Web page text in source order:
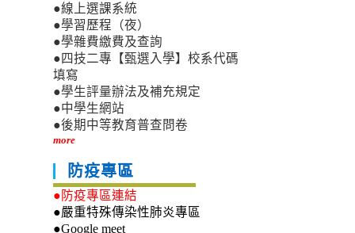
●線上選課系統
●學習歷程（夜）
●學雜費繳費及查詢
●四技二專【甄選入學】校系代碼
填寫
●學生評量辦法及補充規定
●中學生網站
●後期中等教育普查問卷
more
防疫專區
●防疫專區連結
●嚴重特殊傳染性肺炎專區
●Google meet